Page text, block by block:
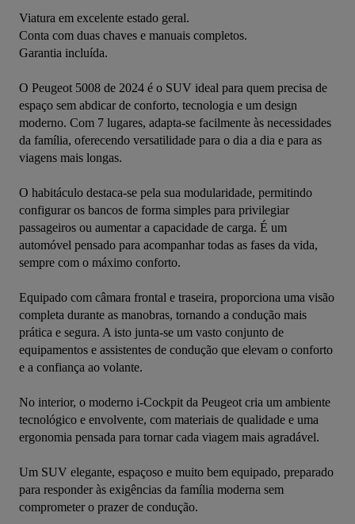
Viatura em excelente estado geral.
Conta com duas chaves e manuais completos.
Garantia incluída.
O Peugeot 5008 de 2024 é o SUV ideal para quem precisa de
espaço sem abdicar de conforto, tecnologia e um design
moderno. Com 7 lugares, adapta-se facilmente às necessidades
da família, oferecendo versatilidade para o dia a dia e para as
viagens mais longas.
O habitáculo destaca-se pela sua modularidade, permitindo
configurar os bancos de forma simples para privilegiar
passageiros ou aumentar a capacidade de carga. É um
automóvel pensado para acompanhar todas as fases da vida,
sempre com o máximo conforto.
Equipado com câmara frontal e traseira, proporciona uma visão
completa durante as manobras, tornando a condução mais
prática e segura. A isto junta-se um vasto conjunto de
equipamentos e assistentes de condução que elevam o conforto
e a confiança ao volante.
No interior, o moderno i-Cockpit da Peugeot cria um ambiente
tecnológico e envolvente, com materiais de qualidade e uma
ergonomia pensada para tornar cada viagem mais agradável.
Um SUV elegante, espaçoso e muito bem equipado, preparado
para responder às exigências da família moderna sem
comprometer o prazer de condução.